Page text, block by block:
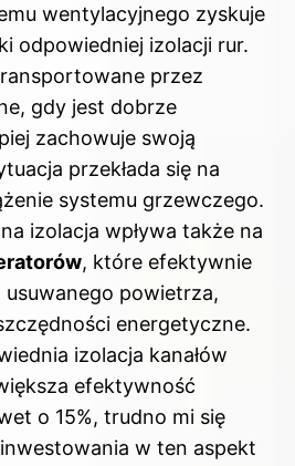
wentylacyjnego zyskuje
odpowiedniej izolacji rur.
przez
gdy jest dobrze
zachowuje swoją
przekłada się na
systemu grzewczego.
izolacja wpływa także na
, które efektywnie
usuwanego powietrza,
energetyczne.
izolacja kanałów
efektywność
o 15%, trudno mi się
w ten aspekt